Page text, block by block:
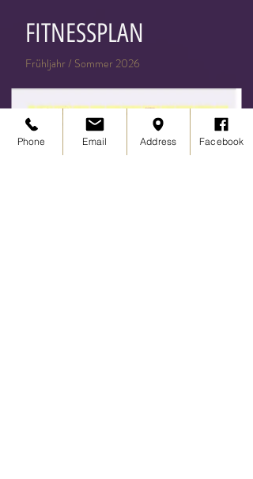
FITNESSPLAN
Frühljahr / Sommer 2026
Phone Email Address Facebook